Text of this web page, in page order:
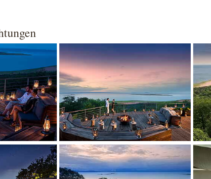
Show larger version
Show larger version